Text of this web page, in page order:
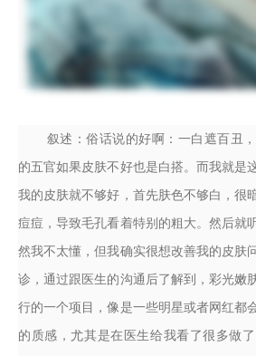
叙述：俗话说的好啊：一白遮百丑
的五官如果皮肤不好也是白搭。而我就是
我的皮肤就不够好，首先肤色不够白，很
痘痘，导致毛孔看着特别的粗大。然后就
然我不太懂，但我确实很想改善我的皮肤
诊，通过跟医生的沟通后了解到，彩光嫩
行的一个项目，像是一些明星或者网红都
的质感，尤其是在医生给我看了很多做